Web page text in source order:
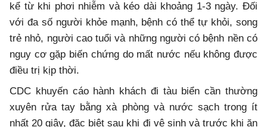
kể từ khi phơi nhiễm và kéo dài khoảng 1-3 ngày. Đối
với đa số người khỏe mạnh, bệnh có thể tự khỏi, song
trẻ nhỏ, người cao tuổi và những người có bệnh nền có
nguy cơ gặp biến chứng do mất nước nếu không được
điều trị kịp thời.
CDC khuyến cáo hành khách đi tàu biển cần thường
xuyên rửa tay bằng xà phòng và nước sạch trong ít
nhất 20 giây, đặc biệt sau khi đi vệ sinh và trước khi ăn